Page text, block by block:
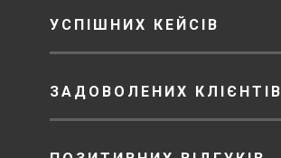
УСПІШНИХ КЕЙСІВ
ЗАДОВОЛЕНИХ КЛІЄНТІВ